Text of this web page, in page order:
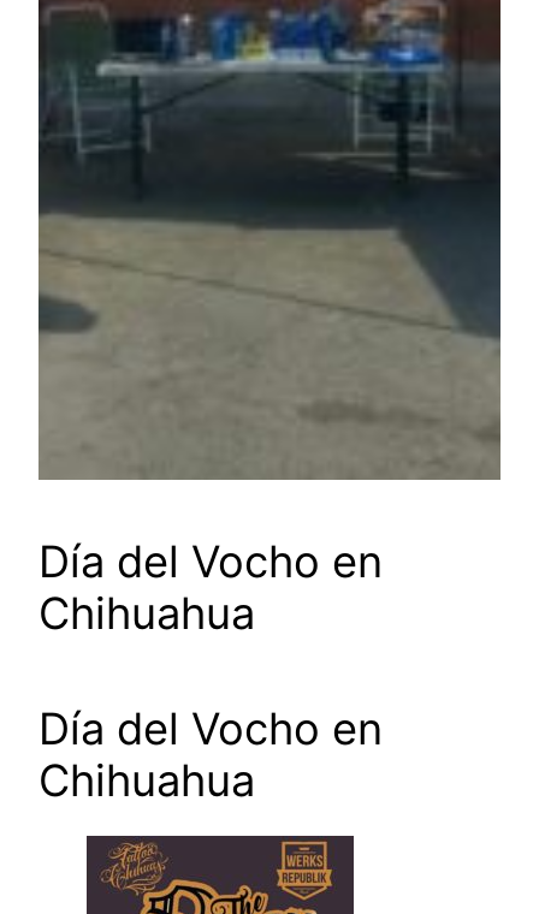
Día del Vocho en
Chihuahua
Día del Vocho en
Chihuahua